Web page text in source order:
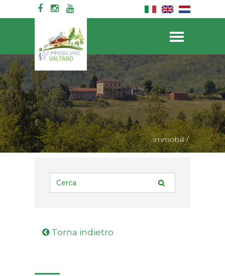
immobili/
Torna indietro